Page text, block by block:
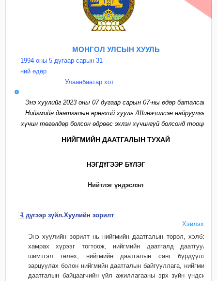
МОНГОЛ УЛСЫН ХУУЛЬ
1994 оны 5 дугаар сарын 31-
ний өдөр
Улаанбаатар хот
Энэ хуулийг 2023 оны 07 дугаар сарын 07-ны өдөр баталсан
Нийгмийн даатгалын ерөнхий хууль /Шинэчилсэн найруулга/
хүчин төгөлдөр болсон өдрөөс эхлэн хүчингүй болсонд тооцно.
НИЙГМИЙН ДААТГАЛЫН ТУХАЙ
НЭГДҮГЭЭР БҮЛЭГ
Нийтлэг үндэслэл
1 дүгээр зүйл.Хуулийн зорилт
Хэвлэх
Энэ хуулийн зорилт нь нийгмийн даатгалын төрөл, хэлбэр,
хамрах хүрээг тогтоож, нийгмийн даатгалд даатгуулж
шимтгэл төлөх, нийгмийн даатгалын санг бүрдүүлэх,
зарцуулах болон нийгмийн даатгалын байгууллага, нийгмийн
даатгалын байцаагчийн үйл ажиллагааны эрх зүйн үндсийг